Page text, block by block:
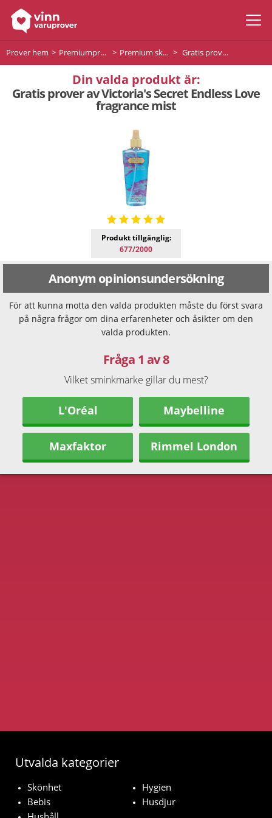
Prover hem Premiumprodukter Premium skönhet Gratis prover av Victoria's Secret Endless Love fragrance mist
Din valda produkt är:
Gratis prover av Victoria's Secret Endless Love
fragrance mist
Produkt tillgänglig:
677/2000
Anonym opinionsundersökning
För att kunna motta den valda produkten måste du först svara
på några frågor om dina erfarenheter och åsikter om den
valda produkten.
Fråga 1 av 8
Vilket sminkmärke gillar du mest?
L'Oréal Maybelline
Maxfaktor Rimmel London
Utvalda kategorier
Skönhet
Hygien
Bebis
Husdjur